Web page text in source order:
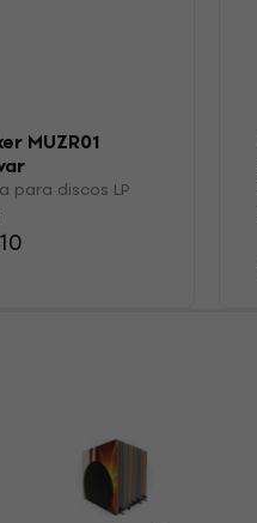
MUZR01
para discos LP